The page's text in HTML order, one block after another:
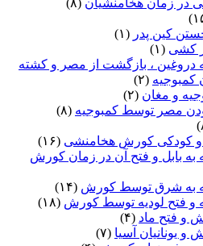
در زمان هخامنشیان (۸)
کین پدر (۱)
کشی (۱)
دروغین ، بازگشت از مصر و کشته
(۲)
و مغان (۲)
مصر توسط کمبوجیه (۸)
و کودکی کورش هخامنشی (۱۶)
به بابل و فتح آن در زمان کورش
به شرق توسط کورش (۱۴)
و فتح لودیه توسط کورش (۱۸)
و فتح ماد (۴)
و یونانیان آسیا (۷)